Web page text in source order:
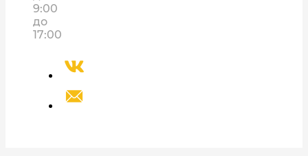
9:00
до
17:00